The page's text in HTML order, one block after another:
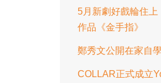
5月新劇好戲輪住
作品《金手指》
鄭秀文公開在家自
COLLAR正式成立